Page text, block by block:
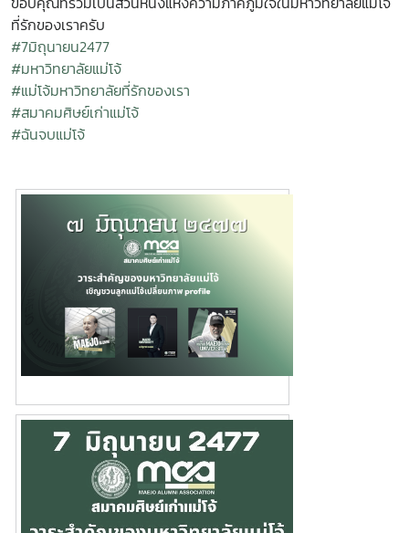
ที่รักของเราครับ
#7มิถุนายน2477
#มหาวิทยาลัยแม่โจ้
#แม่โจ้มหาวิทยาลัยที่รักของเรา
#สมาคมศิษย์เก่าแม่โจ้
#ฉันจบแม่โจ้